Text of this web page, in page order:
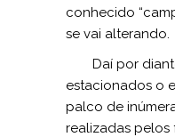
conhecido
se vai alterando.
Daí por
estacionados o
palco de
realizadas pelos